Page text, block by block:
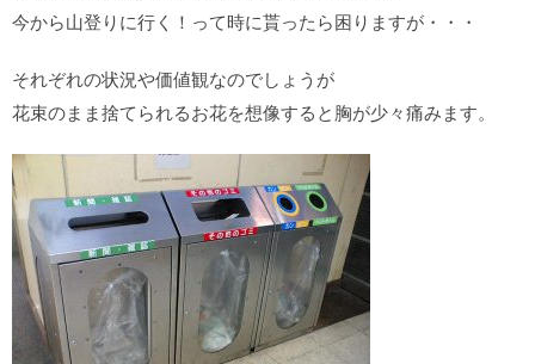
今から山登りに行く！って時に貰ったら困りますが・・・
それぞれの状況や価値観なのでしょうが
花束のまま捨てられるお花を想像すると胸が少々痛みます。